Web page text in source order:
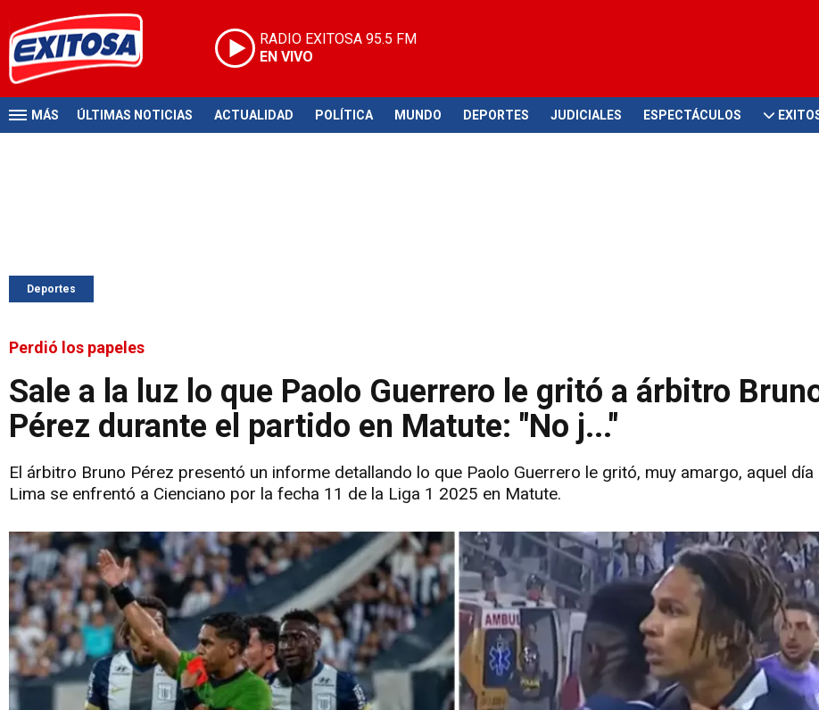
RADIO EXITOSA 95.5 FM
EN VIVO
MÁS ÚLTIMAS NOTICIAS ACTUALIDAD POLÍTICA MUNDO DEPORTES JUDICIALES ESPECTÁCULOS
Deportes
Perdió los papeles
Sale a la luz lo que Paolo Guerrero le gritó a árbitro
Pérez durante el partido en Matute: "No j..."
El árbitro Bruno Pérez presentó un informe detallando lo que Paolo Guerrero le gritó, muy amargo, aquel día
Lima se enfrentó a Cienciano por la fecha 11 de la Liga 1 2025 en Matute.